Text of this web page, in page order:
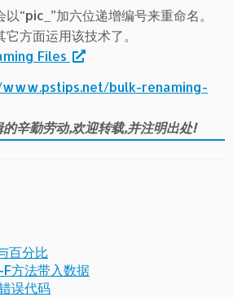
“pic_”加六位递增编号来重命名。
方面运用该技术了。
Files
bulk-renaming-
辛勤劳动,欢迎转载,并注明出处!
百分比
方法带入数据
误代码